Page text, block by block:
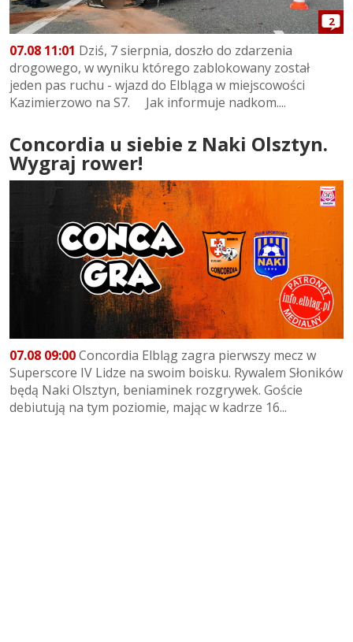
2
07.08 11:01 Dziś, 7 sierpnia, doszło do zdarzenia
drogowego, w wyniku którego zablokowany został
jeden pas ruchu - wjazd do Elbląga w miejscowości
Kazimierzowo na S7. Jak informuje nadkom....
Concordia u siebie z Naki Olsztyn.
Wygraj rower!
07.08 09:00Concordia Elbląg zagra pierwszy mecz w
Superscore IV Lidze na swoim boisku. Rywalem Słoników
będą Naki Olsztyn, beniaminek rozgrywek. Goście
debiutują na tym poziomie, mając w kadrze 16...